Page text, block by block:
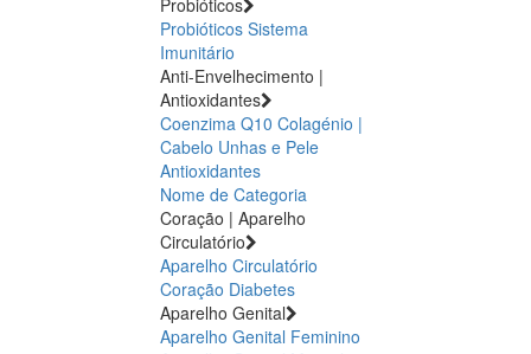
Probióticos Sistema
Imunitário
Anti-Envelhecimento |
Antioxidantes
Coenzima Q10 Colagénio |
Cabelo Unhas e Pele
Antioxidantes
Nome de Categoria
Coração | Aparelho
Circulatório
Aparelho Circulatório
Coração Diabetes
Aparelho Genital
Aparelho Genital Feminino